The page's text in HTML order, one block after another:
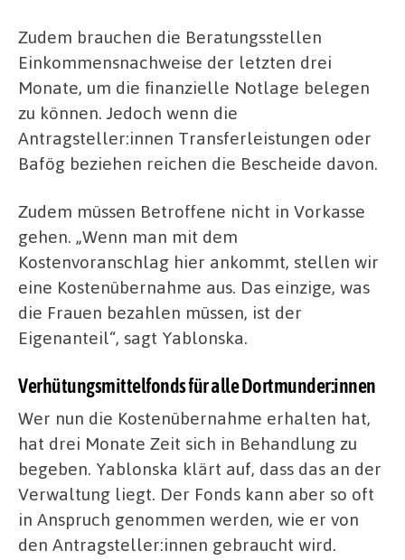
Zudem brauchen die Beratungsstellen
Einkommensnachweise der letzten drei
Monate, um die finanzielle Notlage belegen
zu können. Jedoch wenn die
Antragsteller:innen Transferleistungen oder
Bafög beziehen reichen die Bescheide davon.
Zudem müssen Betroffene nicht in Vorkasse
gehen. „Wenn man mit dem
Kostenvoranschlag hier ankommt, stellen wir
eine Kostenübernahme aus. Das einzige, was
die Frauen bezahlen müssen, ist der
Eigenanteil“, sagt Yablonska.
Verhütungsmittelfonds für alle Dortmunder:innen
Wer nun die Kostenübernahme erhalten hat,
hat drei Monate Zeit sich in Behandlung zu
begeben. Yablonska klärt auf, dass das an der
Verwaltung liegt. Der Fonds kann aber so oft
in Anspruch genommen werden, wie er von
den Antragsteller:innen gebraucht wird.